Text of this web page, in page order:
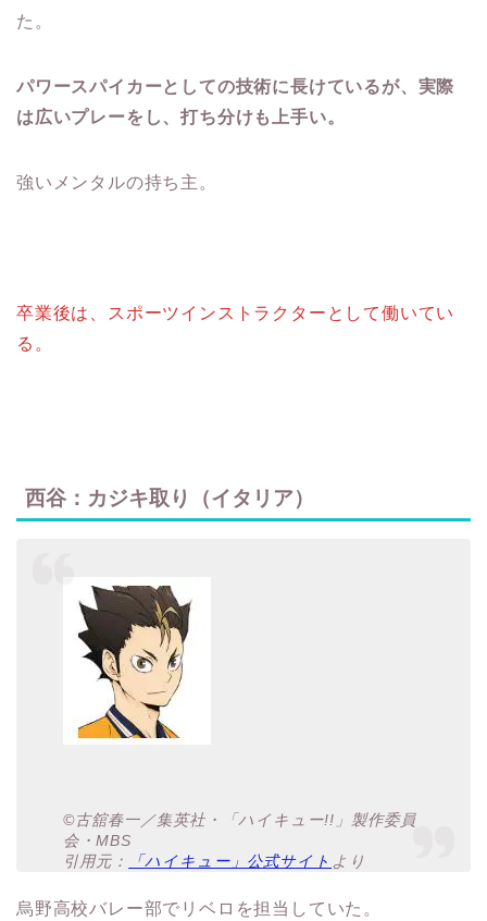
た。
パワースパイカーとしての技術に長けているが、実際
は広いプレーをし、打ち分けも上手い。
強いメンタルの持ち主。
卒業後は、スポーツインストラクターとして働いてい
る。
西谷：カジキ取り（イタリア）
©古舘春一／集英社・「ハイキュー!!」製作委員
会・MBS
引用元：
「ハイキュー」公式サイト より
烏野高校バレー部でリベロを担当していた。